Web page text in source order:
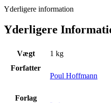
Yderligere information
Yderligere
Vægt
1 kg
Forfatter
Poul Hoffmann
Forlag